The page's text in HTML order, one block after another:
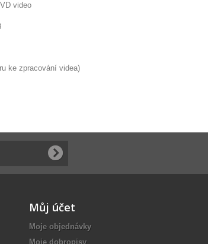
video
ke zpracování videa)
Můj účet
Moje objednávky
Moje dobropisy